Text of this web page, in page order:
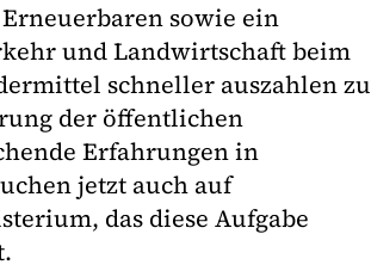
sowie ein
und Landwirtschaft beim
schneller auszahlen zu
der öffentlichen
Erfahrungen in
jetzt auch auf
das diese Aufgabe